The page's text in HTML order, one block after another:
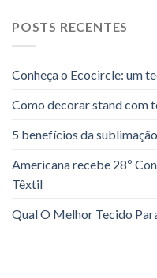
POSTS RECENTES
Conheça o Ecocircle: um
Como decorar stand com
5 benefícios da sublimação
Americana recebe 28º
Têxtil
Qual O Melhor Tecido